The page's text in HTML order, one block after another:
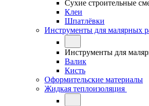
Сухие строительные
Клеи
Шпатлёвки
Инструменты для малярных
Инструменты для
Валик
Кисть
Оформительские материалы
Жидкая теплоизоляция